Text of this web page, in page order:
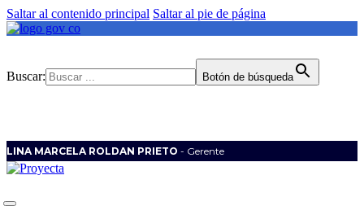
Saltar al contenido principal Saltar al pie de página
Buscar: Botón de búsqueda
LINA MARCELA ROLDAN PRIETO - Gerente